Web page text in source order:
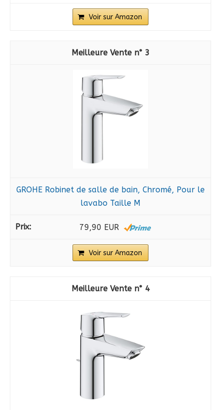
Voir sur Amazon
3
GROHE Robinet de salle de bain, Chromé, Pour le
lavabo Taille M
79,90 EUR
Voir sur Amazon
4